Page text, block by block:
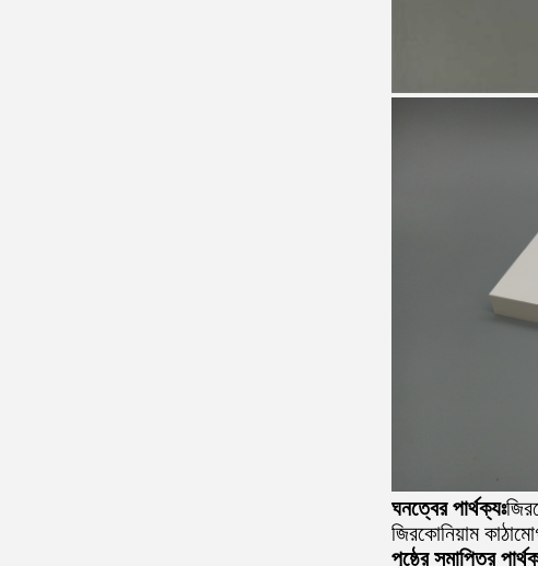
ঘনত্বের পার্থক্যঃ
জিরকোনিয়াম
পৃষ্ঠের সমাপ্তির